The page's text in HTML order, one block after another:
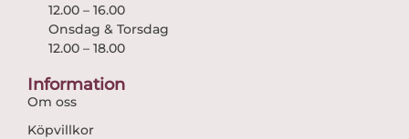
12.00 – 16.00
Onsdag & Torsdag
12.00 – 18.00
Information
Om oss
Köpvillkor